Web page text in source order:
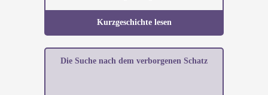
Kurzgeschichte lesen
Die Suche nach dem verborgenen Schatz